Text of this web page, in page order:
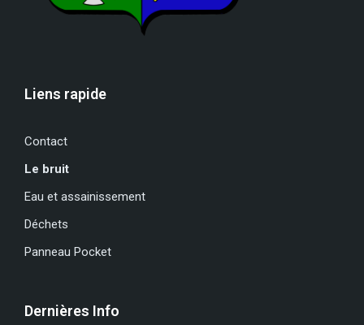
Liens rapide
Contact
Le bruit
Eau et assainissement
Déchets
Panneau Pocket
Dernières Info